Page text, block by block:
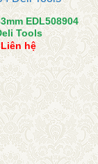
EDL508904
Tools
Liên hệ